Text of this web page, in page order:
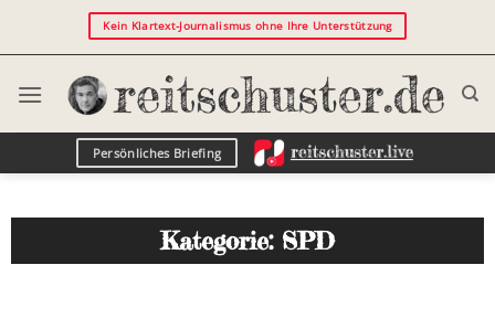
Kein Klartext-Journalismus ohne Ihre Unterstützung
Persönliches Briefing
Kategorie: SPD